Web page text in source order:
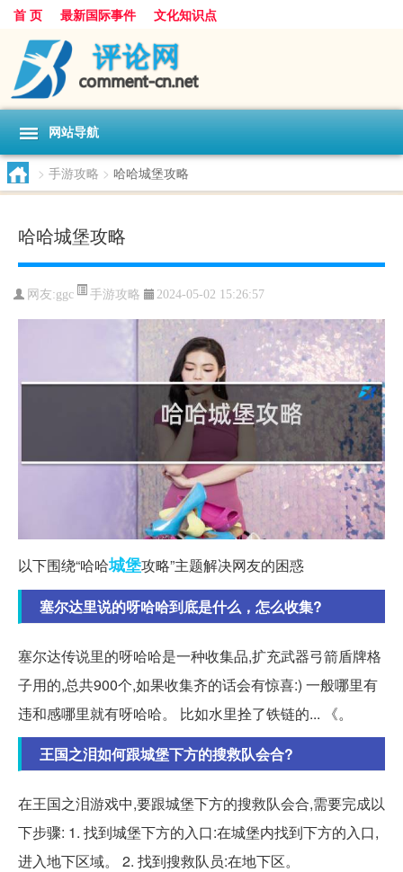
首 页 最新国际事件 文化知识点
网站导航
> 手游攻略 > 哈哈城堡攻略
哈哈城堡攻略
网友:ggc 手游攻略 2024-05-02 15:26:57
以下围绕“哈哈城堡攻略”主题解决网友的困惑
塞尔达里说的呀哈哈到底是什么，怎么收集?
塞尔达传说里的呀哈哈是一种收集品,扩充武器弓箭盾牌格
子用的,总共900个,如果收集齐的话会有惊喜:) 一般哪里有
违和感哪里就有呀哈哈。 比如水里拴了铁链的... 《。
王国之泪如何跟城堡下方的搜救队会合?
在王国之泪游戏中,要跟城堡下方的搜救队会合,需要完成以
下步骤: 1. 找到城堡下方的入口:在城堡内找到下方的入口,
进入地下区域。 2. 找到搜救队员:在地下区。